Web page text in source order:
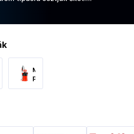
Manuális
permetező